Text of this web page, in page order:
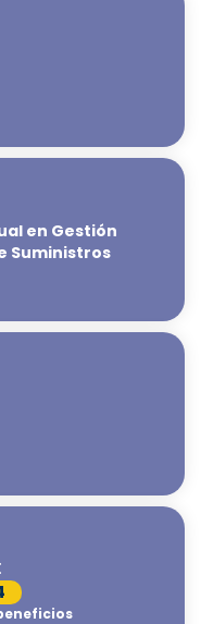
en Gestión
Suministros